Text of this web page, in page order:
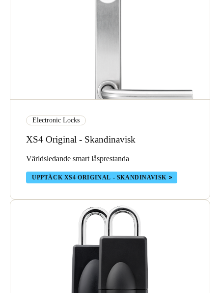
Electronic Locks
XS4 Original - Skandinavisk
Världsledande smart låsprestanda
UPPTÄCK XS4 ORIGINAL - SKANDINAVISK